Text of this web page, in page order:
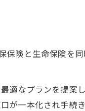
保険と生命保険を
適なプランを提案
一本化され手続き